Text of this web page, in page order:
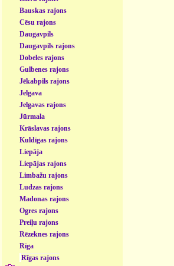
Bauskas rajons
Cēsu rajons
Daugavpils
Daugavpils rajons
Dobeles rajons
Gulbenes rajons
Jēkabpils rajons
Jelgava
Jelgavas rajons
Jūrmala
Krāslavas rajons
Kuldīgas rajons
Liepāja
Liepājas rajons
Limbažu rajons
Ludzas rajons
Madonas rajons
Ogres rajons
Preiļu rajons
Rēzeknes rajons
Rīga
Rīgas rajons